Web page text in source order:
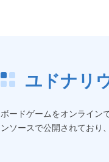
ユドナリ
ボードゲームをオンライン
ンソースで公開されており